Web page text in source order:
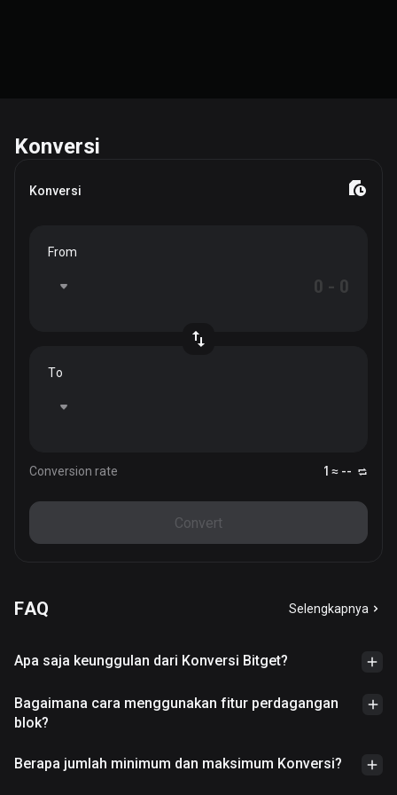
Konversi
Konversi
From
To
Conversion rate 1 ≈ --
Convert
FAQ Selengkapnya
Apa saja keunggulan dari Konversi Bitget?
Bagaimana cara menggunakan fitur perdagangan
blok?
Berapa jumlah minimum dan maksimum Konversi?